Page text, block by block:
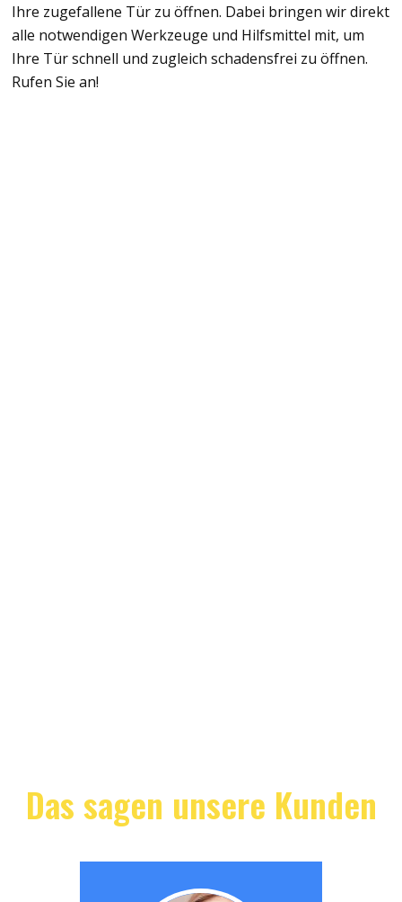
Ihre zugefallene Tür zu öffnen. Dabei bringen wir direkt
alle notwendigen Werkzeuge und Hilfsmittel mit, um
Ihre Tür schnell und zugleich schadensfrei zu öffnen.
Rufen Sie an!
Das sagen unsere Kunden